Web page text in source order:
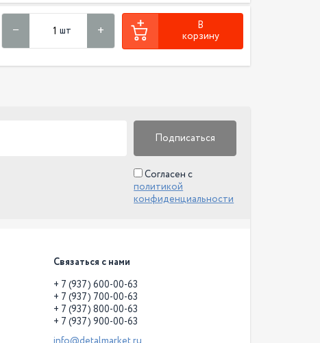
шт
В
корзину
Подписаться
Согласен с
политикой
конфиденциальности
Связаться с нами
+ 7 (937) 600-00-63
+ 7 (937) 700-00-63
+ 7 (937) 800-00-63
+ 7 (937) 900-00-63